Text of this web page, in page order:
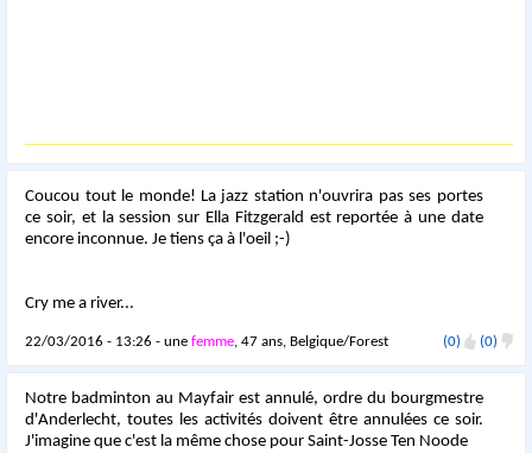
Coucou tout le monde! La jazz station n'ouvrira pas ses portes
ce soir, et la session sur Ella Fitzgerald est reportée à une date
encore inconnue. Je tiens ça à l'oeil ;-)
Cry me a river...
22/03/2016 - 13:26 - unefemme, 47 ans, Belgique/Forest (0) (0)
Notre badminton au Mayfair est annulé, ordre du bourgmestre
d'Anderlecht, toutes les activités doivent être annulées ce soir.
J'imagine que c'est la même chose pour Saint-Josse Ten Noode